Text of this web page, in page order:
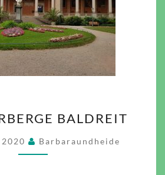
BALDREITBALDREIT
Barbaraundheide